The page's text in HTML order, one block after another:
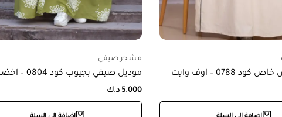
0788 – اوف وايت
مشجر صيفي
موديل صيفي بجيوب كود 0804 – اخضر
5.000 د.ك